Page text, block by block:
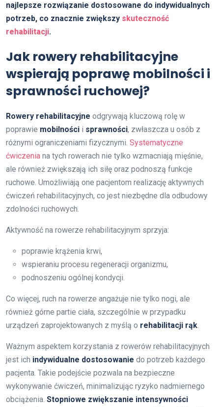
najlepsze rozwiązanie dostosowane do indywidualnych
potrzeb, co znacznie zwiększy skuteczność
rehabilitacji.
Jak rowery rehabilitacyjne
wspierają poprawę mobilności i
sprawności ruchowej?
Rowery rehabilitacyjne odgrywają kluczową rolę w
poprawie mobilności i sprawności, zwłaszcza u osób z
różnymi ograniczeniami fizycznymi. Systematyczne
ćwiczenia na tych rowerach nie tylko wzmacniają mięśnie,
ale również zwiększają ich siłę oraz podnoszą funkcje
ruchowe. Umożliwiają one pacjentom realizację aktywnych
ćwiczeń rehabilitacyjnych, co jest niezbędne dla odbudowy
zdolności ruchowych.
Aktywność na rowerze rehabilitacyjnym sprzyja:
poprawie krążenia krwi,
wspieraniu procesu regeneracji organizmu,
podnoszeniu ogólnej kondycji.
Co więcej, ruch na rowerze angażuje nie tylko nogi, ale
również górne partie ciała, szczególnie w przypadku
urządzeń zaprojektowanych z myślą o rehabilitacji rąk.
Ważnym aspektem korzystania z rowerów rehabilitacyjnych
jest ich indywidualne dostosowanie do potrzeb każdego
pacjenta. Takie podejście pozwala na bezpieczne
wykonywanie ćwiczeń, minimalizując ryzyko nadmiernego
obciążenia. Stopniowe zwiększanie intensywności